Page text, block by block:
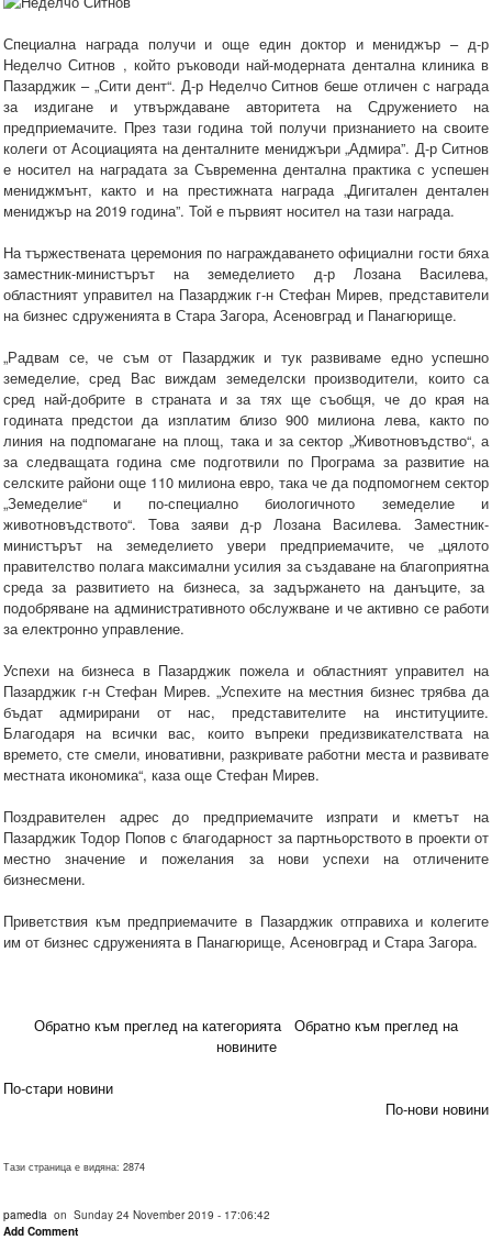
Специална награда получи и още един доктор и мениджър – д-р
Неделчо Ситнов , който ръководи най-модерната дентална клиника в
Пазарджик – „Сити дент“. Д-р Неделчо Ситнов беше отличен с награда
за издигане и утвърждаване авторитета на Сдружението на
предприемачите. През тази година той получи признанието на своите
колеги от Асоциацията на денталните мениджъри „Адмира”. Д-р Ситнов
е носител на наградата за Съвременна дентална практика с успешен
мениджмънт, както и на престижната награда „Дигитален дентален
мениджър на 2019 година”. Той е първият носител на тази награда.
На тържествената церемония по награждаването официални гости бяха
заместник-министърът на земеделието д-р Лозана Василева,
областният управител на Пазарджик г-н Стефан Мирев, представители
на бизнес сдруженията в Стара Загора, Асеновград и Панагюрище.
„Радвам се, че съм от Пазарджик и тук развиваме едно успешно
земеделие, сред Вас виждам земеделски производители, които са
сред най-добрите в страната и за тях ще съобщя, че до края на
годината предстои да изплатим близо 900 милиона лева, както по
линия на подпомагане на площ, така и за сектор „Животновъдство“, а
за следващата година сме подготвили по Програма за развитие на
селските райони още 110 милиона евро, така че да подпомогнем сектор
„Земеделие“ и по-специално биологичното земеделие и
животновъдството“. Това заяви д-р Лозана Василева. Заместник-
министърът на земеделието увери предприемачите, че „цялото
правителство полага максимални усилия за създаване на благоприятна
среда за развитието на бизнеса, за задържането на данъците, за
подобряване на административното обслужване и че активно се работи
за електронно управление.
Успехи на бизнеса в Пазарджик пожела и областният управител на
Пазарджик г-н Стефан Мирев. „Успехите на местния бизнес трябва да
бъдат адмирирани от нас, представителите на институциите.
Благодаря на всички вас, които въпреки предизвикателствата на
времето, сте смели, иновативни, разкривате работни места и развивате
местната икономика“, каза още Стефан Мирев.
Поздравителен адрес до предприемачите изпрати и кметът на
Пазарджик Тодор Попов с благодарност за партньорството в проекти от
местно значение и пожелания за нови успехи на отличените
бизнесмени.
Приветствия към предприемачите в Пазарджик отправиха и колегите
им от бизнес сдруженията в Панагюрище, Асеновград и Стара Загора.
Обратно към преглед на категорията
Обратно към преглед на
новините
По-стари новини
По-нови новини
Тази страница е видяна: 2874
pamedia on Sunday 24 November 2019 - 17:06:42
Add Comment